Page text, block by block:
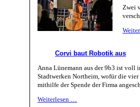
Zwei
Corvi baut Robotik aus
Anna Lünemann aus der 9b3 ist voll
Stadtwerken Northeim, wofür die
mithilfe der Spende der Firma
Weiterlesen …